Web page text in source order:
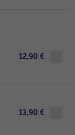
12,90 €
13,90 €